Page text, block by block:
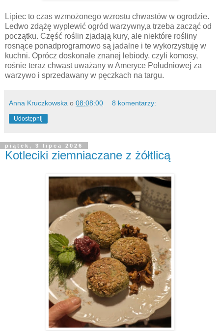
Lipiec to czas wzmożonego wzrostu chwastów w ogrodzie.
Ledwo zdążę wyplewić ogród warzywny,a trzeba zacząć od
początku. Część roślin zjadają kury, ale niektóre rośliny
rosnące ponadprogramowo są jadalne i te wykorzystuję w
kuchni. Oprócz doskonale znanej lebiody, czyli komosy,
rośnie teraz chwast uważany w Ameryce Południowej za
warzywo i sprzedawany w pęczkach na targu.
Anna Kruczkowska o 08:08:00 8 komentarzy:
Udostępnij
piątek, 3 lipca 2026
Kotleciki ziemniaczane z żółtlicą